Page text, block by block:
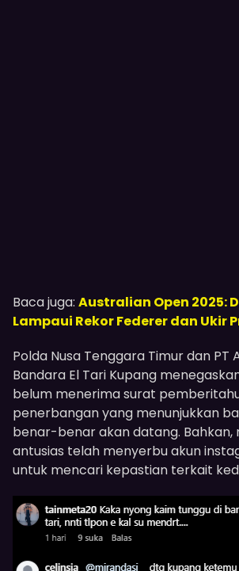
Baca juga: Australian Open 2025:
Lampaui Rekor Federer dan Ukir
Polda Nusa Tenggara Timur dan PT
Bandara El Tari Kupang
belum menerima surat
penerbangan yang menunjukkan
benar-benar akan datang. Bahkan,
antusias telah menyerbu akun
untuk mencari kepastian terkait